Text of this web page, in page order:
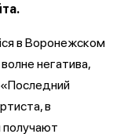
в Воронежском
негатива,
в
получают